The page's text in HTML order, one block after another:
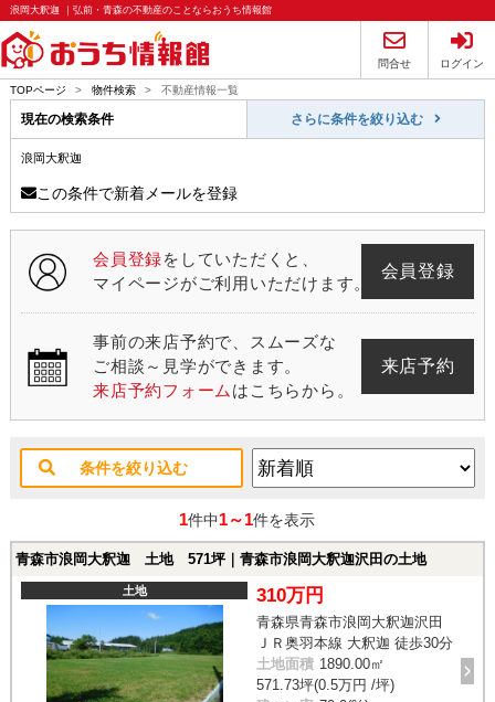
浪岡大釈迦 ｜弘前・青森の不動産のことならおうち情報館
問合せ ログイン
TOPページ > 物件検索 > 不動産情報一覧
現在の検索条件 さらに条件を絞り込む
浪岡大釈迦
この条件で新着メールを登録
会員登録をしていただくと、
マイページがご利用いただけます。
会員登録
事前の来店予約で、スムーズな
ご相談～見学ができます。
来店予約フォーム はこちらから。
来店予約
条件を絞り込む
1件中1～1件を表示
青森市浪岡大釈迦 土地 571坪｜青森市浪岡大釈迦沢田の土地
土地 310万円
青森県青森市浪岡大釈迦沢田
ＪＲ奥羽本線 大釈迦 徒歩30分
土地面積 1890.00㎡
571.73坪(0.5万円 /坪)